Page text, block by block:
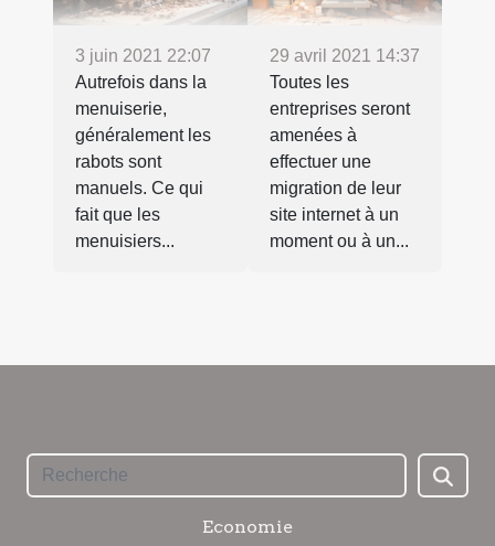
3 juin 2021 22:07
Autrefois dans la
menuiserie,
généralement les
rabots sont
manuels. Ce qui
fait que les
menuisiers...
29 avril 2021 14:37
Toutes les
entreprises seront
amenées à
effectuer une
migration de leur
site internet à un
moment ou à un...
Economie